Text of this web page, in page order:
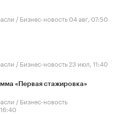
/ Бизнес-новость 04 авг, 07:50
/ Бизнес-новость 23 июл, 11:40
«Первая стажировка»
/ Бизнес-новость